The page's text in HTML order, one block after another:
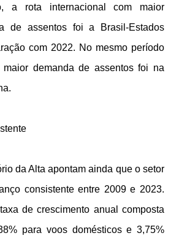
a rota internacional com maior
de assentos foi a Brasil-Estados
com 2022. No mesmo período
demanda de assentos foi na
da Alta apontam ainda que o setor
consistente entre 2009 e 2023.
de crescimento anual composta
para voos domésticos e 3,75%